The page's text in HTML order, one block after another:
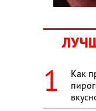
Как